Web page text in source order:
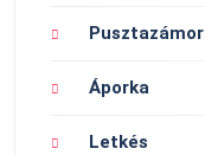
Pusztazámor
Áporka
Letkés